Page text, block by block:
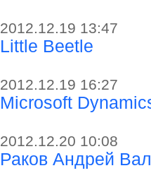
2012.12.19 13:47
Little Beetle
2012.12.19 16:27
Microsoft
2012.12.20 10:08
Раков Андрей